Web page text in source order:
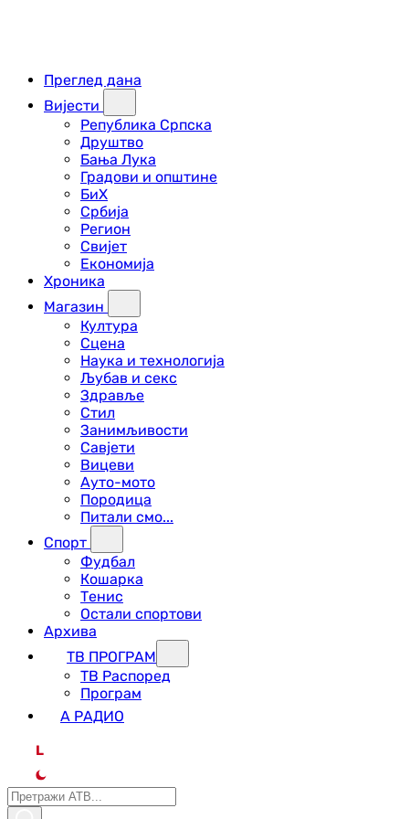
Преглед дана
Вијести
Република Српска
Друштво
Бања Лука
Градови и општине
БиХ
Србија
Регион
Свијет
Економија
Хроника
Магазин
Култура
Сцена
Наука и технологија
Љубав и секс
Здравље
Стил
Занимљивости
Савјети
Вицеви
Ауто-мото
Породица
Питали смо...
Спорт
Фудбал
Кошарка
Тенис
Остали спортови
Архива
ТВ ПРОГРАМ
ТВ Распоред
Програм
А РАДИО
L